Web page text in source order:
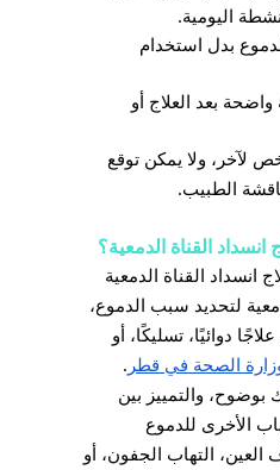
اليومية.
بدل استخدام
بعد العلاج أو
لآخر، ولا يمكن توقع
الطبيب.
القناة الدمعية؟
انسداد القناة الدمعية
لتحديد سبب الدموع،
دوائيًا، تسليكًا، أو
الصحة في قطر .
والتمييز بين
الأخرى للدموع
التهاب الجفون، أو